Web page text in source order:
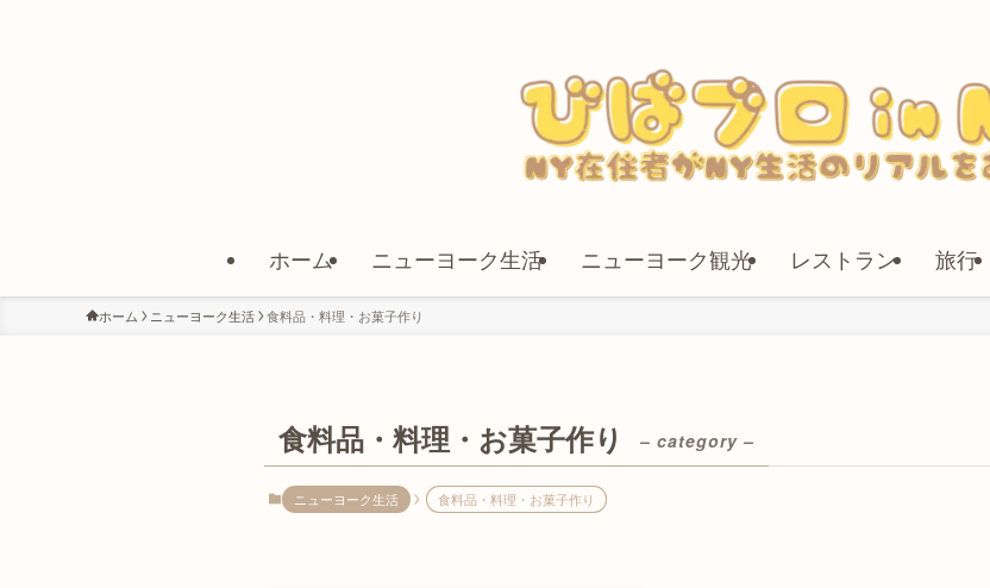
ホーム ニューヨーク生活 ニューヨーク観光 レストラン 旅行
ホーム ニューヨーク生活 食料品・料理・お菓子作り
食料品・料理・お菓子作り – category –
ニューヨーク生活 食料品・料理・お菓子作り